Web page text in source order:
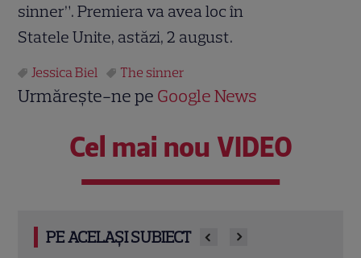
sinner”. Premiera va avea loc în
Statele Unite, astăzi, 2 august.
Jessica Biel The sinner
Urmărește-ne pe Google News
Cel mai nou VIDEO
PE ACELAȘI SUBIECT